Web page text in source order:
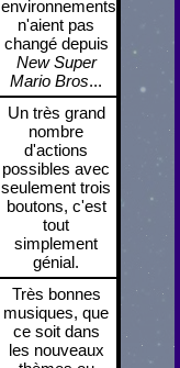
environnements
n'aient pas
changé depuis
New Super
Mario Bros...
Un très grand
nombre
d'actions
possibles avec
seulement trois
boutons, c'est
tout
simplement
génial.
Très bonnes
musiques, que
ce soit dans
les nouveaux